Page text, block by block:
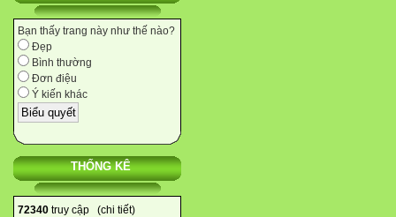
Bạn thấy trang này như thế nào?
Đẹp
Bình thường
Đơn điệu
Ý kiến khác
THỐNG KÊ
72340 truy cập (chi tiết)